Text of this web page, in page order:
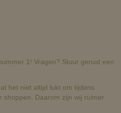
1! Vragen? Stuur gerust een
het niet altijd lukt om tijdens
shoppen. Daarom zijn wij ruimer